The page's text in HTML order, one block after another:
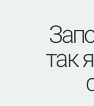
так